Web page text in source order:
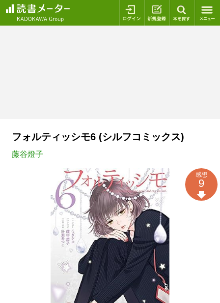
ログイン 新規登録
フォルティッシモ6 (シルフコミックス)
藤谷燈子
感想
9